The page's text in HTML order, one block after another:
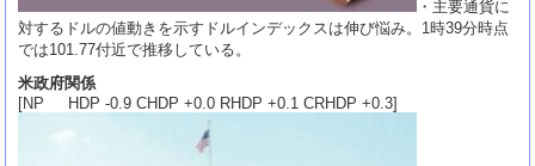
・主要通貨に
対するドルの値動きを示すドルインデックスは伸び悩み。1時39分時点
では101.77付近で推移している。
米政府関係
[NP HDP -0.9 CHDP +0.0 RHDP +0.1 CRHDP +0.3]